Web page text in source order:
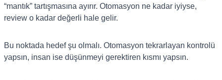
“mantık” tartışmasına ayırır. Otomasyon ne kadar iyiyse,
review o kadar değerli hale gelir.
Bu noktada hedef şu olmalı. Otomasyon tekrarlayan kontrolü
yapsın, insan ise düşünmeyi gerektiren kısmı yapsın.